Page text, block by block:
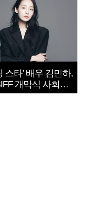
스타’ 배우 김민하,
개막식 사회자